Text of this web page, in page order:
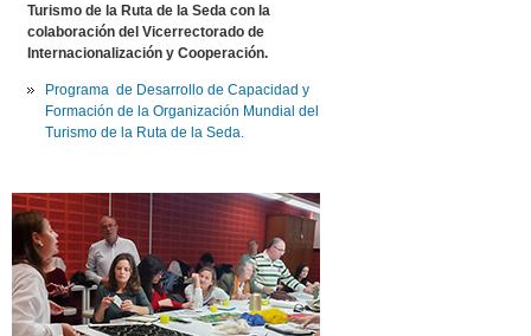
Turismo de la Ruta de la Seda con la
colaboración del Vicerrectorado de
Internacionalización y Cooperación.
Programa de Desarrollo de Capacidad y
Formación de la Organización Mundial del
Turismo de la Ruta de la Seda.